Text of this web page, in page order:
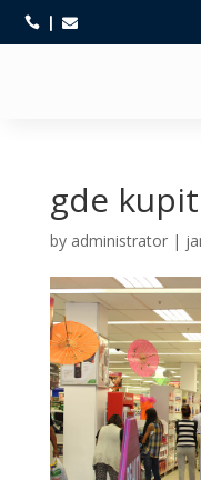
 
gde
by administrator|